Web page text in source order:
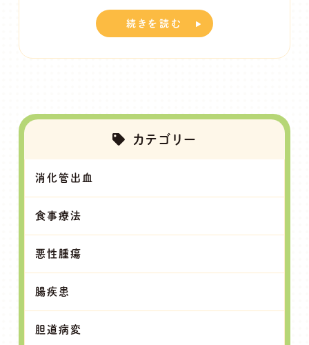
続きを読む
カテゴリー
消化管出血
食事療法
悪性腫瘍
腸疾患
胆道病変